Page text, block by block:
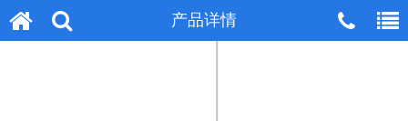
产品详情
head_m_tel.htm